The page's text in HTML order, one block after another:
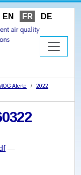
EN FR DE
Alerte
2022
—